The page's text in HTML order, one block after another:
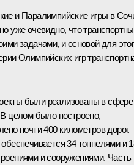
и Паралимпийские игры в
уже очевидно, что
задачами, и основой для
Олимпийских игр
были реализованы в сфере
В целом было построено,
почти 400 километров дорог.
34 тоннелями и
и сооружениями. Часть